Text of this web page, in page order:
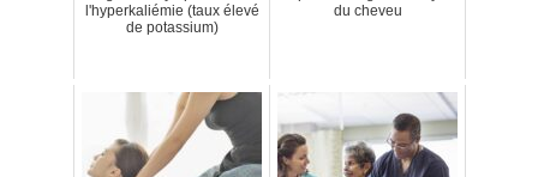
l'hyperkaliémie (taux élevé
de potassium)
du cheveu